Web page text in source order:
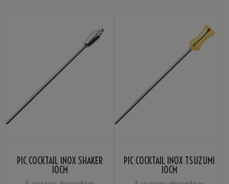
PIC COCKTAIL INOX SHAKER
10CM
PIC COCKTAIL INOX TSUZUMI
10CM